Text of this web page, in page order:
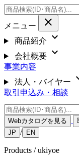
メニュー close
商品紹介 expand_more
会社概要 expand_more
事業内容
法人・バイヤー
取引申込み・相談
Webカタログを見る
JP / EN
Products / ukiyoe